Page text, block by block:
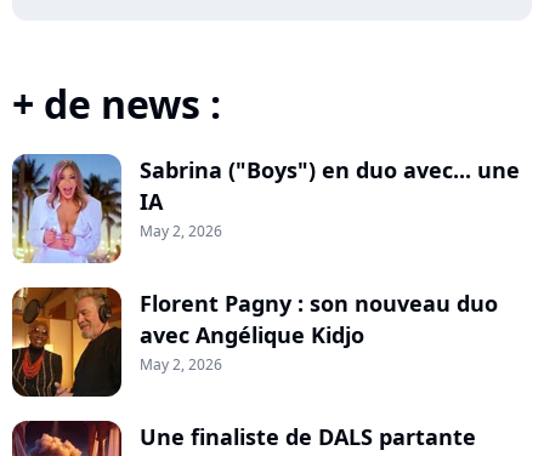
+ de news :
Sabrina ("Boys") en duo avec... une
IA
May 2, 2026
Florent Pagny : son nouveau duo
avec Angélique Kidjo
May 2, 2026
Une finaliste de DALS partante